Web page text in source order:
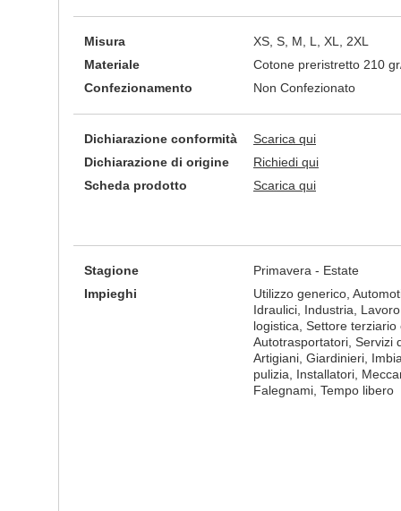
Misura
XS, S, M, L, XL, 2XL
Materiale
Cotone preristretto 210
Confezionamento
Non Confezionato
Dichiarazione conformità
Scarica qui
Dichiarazione di origine
Richiedi qui
Scheda prodotto
Scarica qui
Stagione
Primavera - Estate
Impieghi
Utilizzo generico,
Idraulici, Industria,
logistica, Settore terziario
Autotrasportatori, Servizi
Artigiani, Giardinieri,
pulizia, Installatori,
Falegnami, Tempo libero